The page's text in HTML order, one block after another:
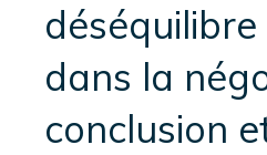
dans la
conclusion